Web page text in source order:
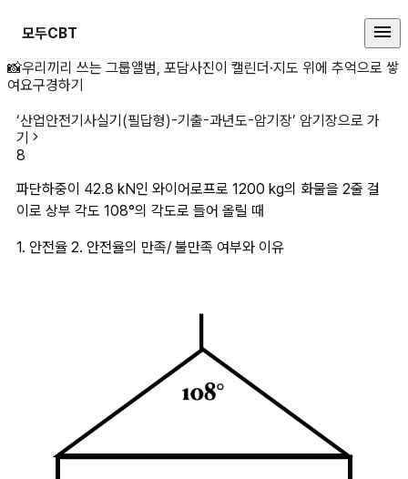
모두CBT
파단하중이 42.8 kN인 와이어로
📸우리끼리 쓰는 그룹앨범, 포담사진이 캘린더·지도 위에 추억으로 쌓
여요구경하기
‘산업안전기사실기(필답형)-기출-과년도-암기장’ 암기장으로 가
기
8
파단하중이 42.8 kN인 와이어로프로 1200 kg의 화물을 2줄 걸
이로 상부 각도 108°의 각도로 들어 올릴 때
1. 안전율 2. 안전율의 만족/ 불만족 여부와 이유